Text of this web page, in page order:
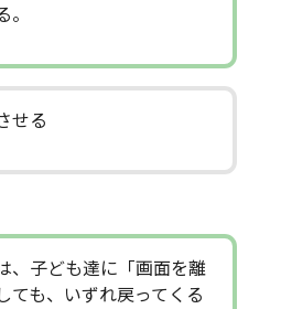
せる
、子ども達に「画面を離
ても、いずれ戻ってくる